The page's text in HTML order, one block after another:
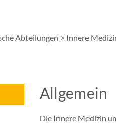
Abteilungen > Innere
Allgemein
Die Innere Medizin